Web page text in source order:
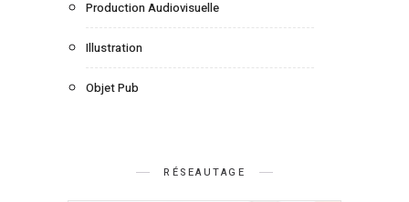
Production Audiovisuelle
Illustration
Objet Pub
RÉSEAUTAGE